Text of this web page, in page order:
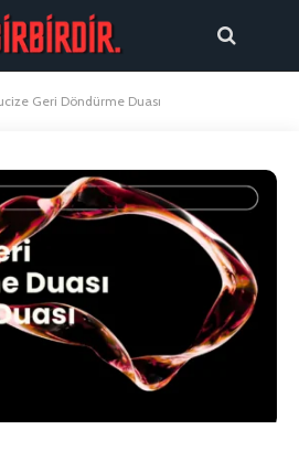
Geri Döndürme Duası